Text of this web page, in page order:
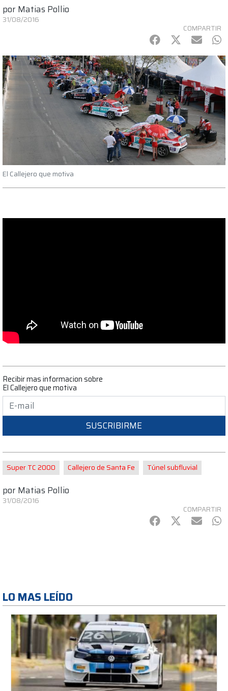
por Matias Pollio
31/08/2016
COMPARTIR
Facebook
Twitter
mail
El Callejero que motiva
Recibir mas informacion sobre
El Callejero que motiva
SUSCRIBIRME
Super TC 2000 Callejero de Santa Fe Túnel subfluvial
por Matias Pollio
31/08/2016
COMPARTIR
Facebook
Twitter
mail
LO MAS LEÍDO